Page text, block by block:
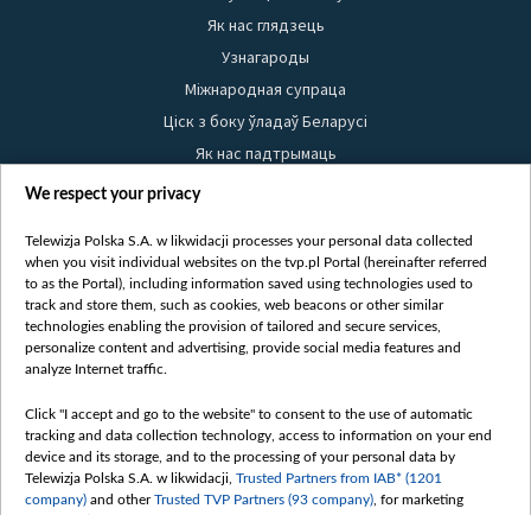
Як нас глядзець
Узнагароды
Міжнародная супраца
Ціск з боку ўладаў Беларусі
Як нас падтрымаць
Правілы выкарыстання матэрыялаў
Бяспека
Youtube
Белсат news
Белсат Shorts
Жэстачайшы мульт
Belsat English
Biełsat PL
We respect your privacy
Telewizja Polska S.A. w likwidacji processes your personal data collected
when you visit individual websites on the tvp.pl Portal (hereinafter referred
to as the Portal), including information saved using technologies used to
track and store them, such as cookies, web beacons or other similar
technologies enabling the provision of tailored and secure services,
personalize content and advertising, provide social media features and
analyze Internet traffic.
Click "I accept and go to the website" to consent to the use of automatic
tracking and data collection technology, access to information on your end
device and its storage, and to the processing of your personal data by
Telewizja Polska S.A. w likwidacji, Trusted Partners from IAB* (1201
company) and otherTrusted TVP Partners (93 company) , for marketing